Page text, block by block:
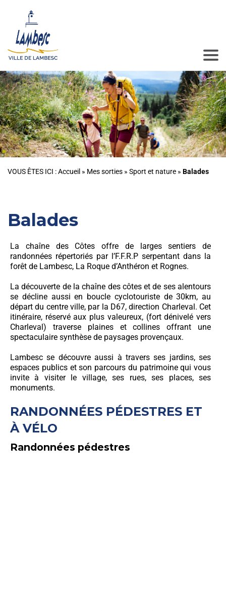
VOUS ÊTES ICI :Accueil » Mes sorties » Sport et nature » Balades
Balades
La chaîne des Côtes offre de larges sentiers de
randonnées répertoriés par l’F.F.R.P serpentant dans la
forêt de Lambesc, La Roque d’Anthéron et Rognes.
La découverte de la chaîne des côtes et de ses alentours
se décline aussi en boucle cyclotouriste de 30km, au
départ du centre ville, par la D67, direction Charleval. Cet
itinéraire, réservé aux plus valeureux, (fort dénivelé vers
Charleval) traverse plaines et collines offrant une
spectaculaire synthèse de paysages provençaux.
Lambesc se découvre aussi à travers ses jardins, ses
espaces publics et son parcours du patrimoine qui vous
invite à visiter le village, ses rues, ses places, ses
monuments.
RANDONNÉES PÉDESTRES ET
À VÉLO
Randonnées pédestres